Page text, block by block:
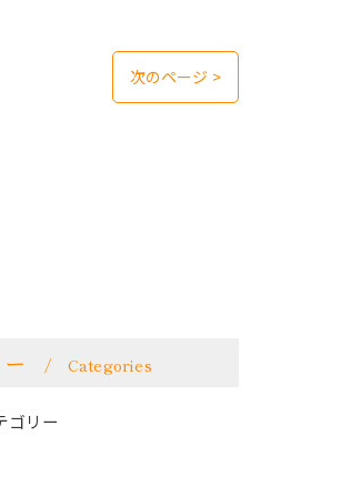
次のページ >
Categories
ゴリー